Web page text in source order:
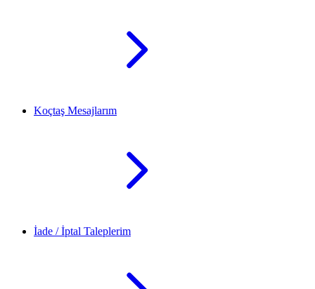
Koçtaş Mesajlarım
İade / İptal Taleplerim